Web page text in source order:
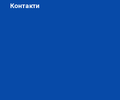
Контакти